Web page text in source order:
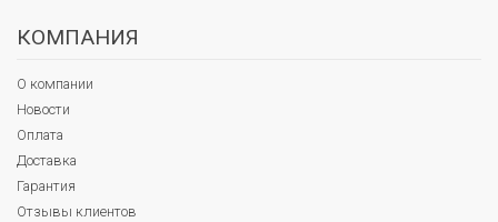
КОМПАНИЯ
О компании
Новости
Оплата
Доставка
Гарантия
Отзывы клиентов